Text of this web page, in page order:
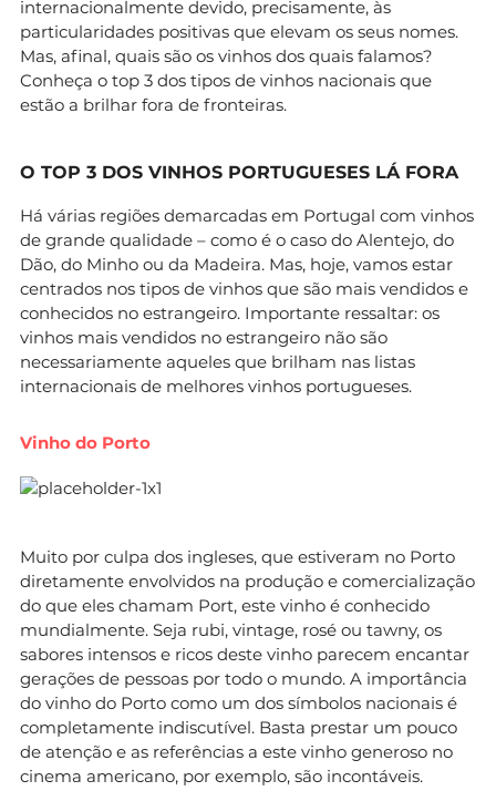
internacionalmente devido, precisamente, às
particularidades positivas que elevam os seus nomes.
Mas, afinal, quais são os vinhos dos quais falamos?
Conheça o top 3 dos tipos de vinhos nacionais que
estão a brilhar fora de fronteiras.
O TOP 3 DOS VINHOS PORTUGUESES LÁ FORA
Há várias regiões demarcadas em Portugal com vinhos
de grande qualidade – como é o caso do Alentejo, do
Dão, do Minho ou da Madeira. Mas, hoje, vamos estar
centrados nos tipos de vinhos que são mais vendidos e
conhecidos no estrangeiro. Importante ressaltar: os
vinhos mais vendidos no estrangeiro não são
necessariamente aqueles que brilham nas listas
internacionais de melhores vinhos portugueses.
Vinho do Porto
Muito por culpa dos ingleses, que estiveram no Porto
diretamente envolvidos na produção e comercialização
do que eles chamam Port, este vinho é conhecido
mundialmente. Seja rubi, vintage, rosé ou tawny, os
sabores intensos e ricos deste vinho parecem encantar
gerações de pessoas por todo o mundo. A importância
do vinho do Porto como um dos símbolos nacionais é
completamente indiscutível. Basta prestar um pouco
de atenção e as referências a este vinho generoso no
cinema americano, por exemplo, são incontáveis.